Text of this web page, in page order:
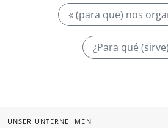
« (para que) nos
¿Para qué
UNSER UNTERNEHMEN